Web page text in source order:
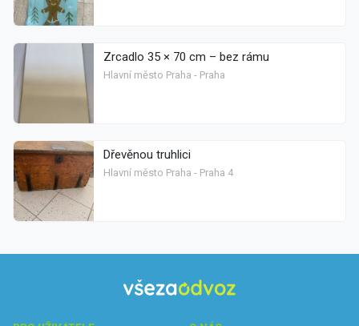
Zrcadlo 35 × 70 cm – bez rámu
Hlavní město Praha - Praha
Dřevěnou truhlici
Hlavní město Praha - Praha 4